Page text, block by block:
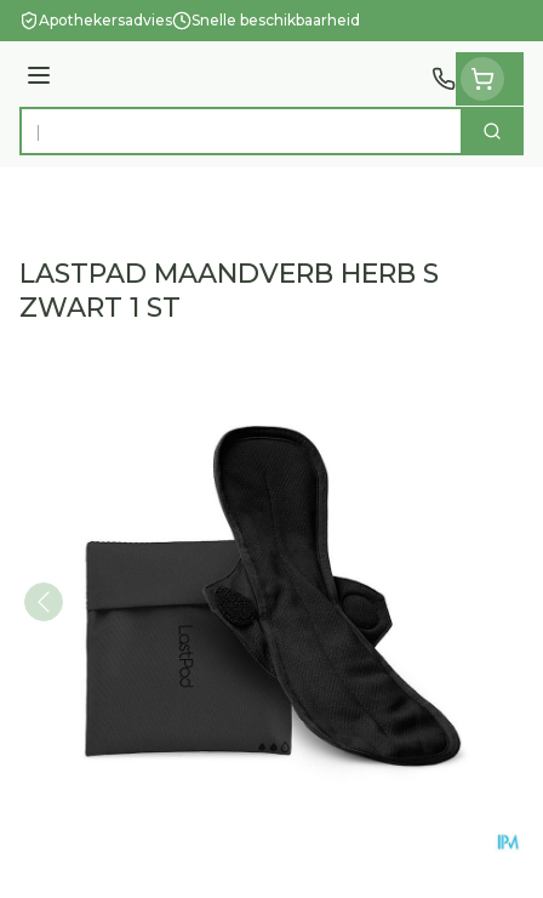
Ga naar de inhoud
Apothekersadvies Snelle beschikbaarheid
Menu
Product, merk, categorie... Zoek
LASTPAD MAANDVERB HERB S
ZWART 1 ST